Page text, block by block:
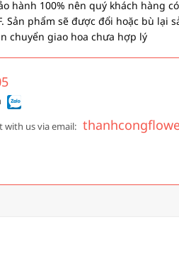
hành 100% nên quý khách hàng
Sản phẩm sẽ được đổi hoặc bù lại
chuyển giao hoa chưa hợp lý
with us via email: